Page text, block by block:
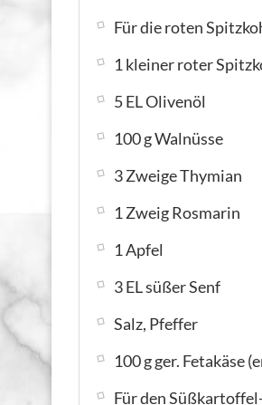
Für die roten
1 kleiner roter
5 EL Olivenöl
100 g Walnüsse
3 Zweige Thymian
1 Zweig Rosmarin
1 Apfel
3 EL süßer Senf
Salz, Pfeffer
100 g ger. Fetakäse
Für den